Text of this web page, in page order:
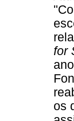
for
os